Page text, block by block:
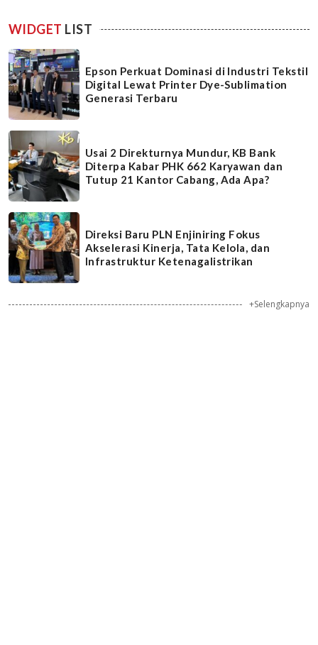
WIDGET LIST
Epson Perkuat Dominasi di Industri Tekstil
Digital Lewat Printer Dye-Sublimation
Generasi Terbaru
Usai 2 Direkturnya Mundur, KB Bank
Diterpa Kabar PHK 662 Karyawan dan
Tutup 21 Kantor Cabang, Ada Apa?
Direksi Baru PLN Enjiniring Fokus
Akselerasi Kinerja, Tata Kelola, dan
Infrastruktur Ketenagalistrikan
+Selengkapnya